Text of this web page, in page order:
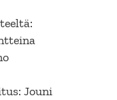
Jouni